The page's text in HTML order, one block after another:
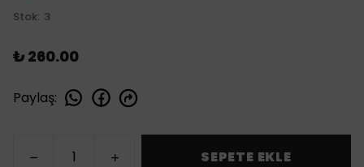
Stok: 3
₺ 260.00
Paylaş:
SEPETE EKLE